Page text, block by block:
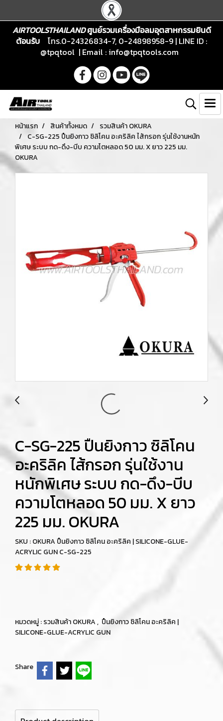
AIRTOOLSTHAILANDศูนย์รวมเครื่องมือลมอุตสาหกรรมยินดี
ต้อนรับ
โทร.0-24326834-7, 0-24898958-9 | LINE ID :
@tpqtool | Email : info@tpqtools.com
หน้าแรก สินค้าทั้งหมด
รวมสินค้า OKURA
C-SG-225 ปืนยิงกาว ซิลิโคน อะคริลิค ไส้กรอก รุ่นใช้งานหนัก
พิเศษ ระบบ กด-ดึง-บีบ ความโตหลอด 50 มม. X ยาว 225 มม.
OKURA
C-SG-225 ปืนยิงกาว ซิลิโคน
อะคริลิค ไส้กรอก รุ่นใช้งาน
หนักพิเศษ ระบบ กด-ดึง-บีบ
ความโตหลอด 50 มม. X ยาว
225 มม. OKURA
SKU : OKURA ปืนยิงกาว ซิลิโคน อะคริลิค | SILICONE-GLUE-
ACRYLIC GUN C-SG-225
หมวดหมู่ :รวมสินค้า OKURA, ปืนยิงกาว ซิลิโคน อะคริลิค |
SILICONE-GLUE-ACRYLIC GUN
Share